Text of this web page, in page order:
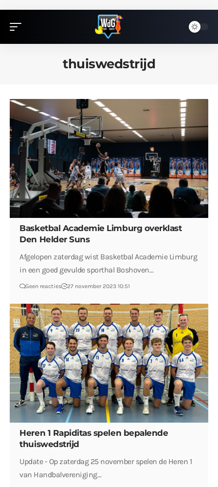
thuiswedstrijd
Basketbal Academie Limburg overklast
Den Helder Suns
Afgelopen zaterdag wist Basketbal Academie Limburg
in een goed gevulde sporthal Boshoven…
Geen reacties 27 november 2023 10:51
Heren 1 Rapiditas spelen bepalende
thuiswedstrijd
Update - Op zaterdag 25 november spelen de Heren 1
van Handbalvereniging…